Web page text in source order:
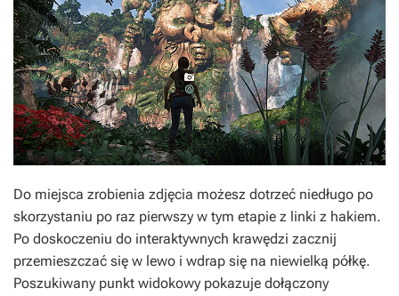
Do miejsca zrobienia zdjęcia możesz dotrzeć niedługo po
skorzystaniu po raz pierwszy w tym etapie z linki z hakiem.
Po doskoczeniu do interaktywnych krawędzi zacznij
przemieszczać się w lewo i wdrap się na niewielką półkę.
Poszukiwany punkt widokowy pokazuje dołączony